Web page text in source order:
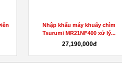
Nhập khẩu máy khuấy chìm
Tsurumi MR21NF400 xử lý...
27,190,000đ